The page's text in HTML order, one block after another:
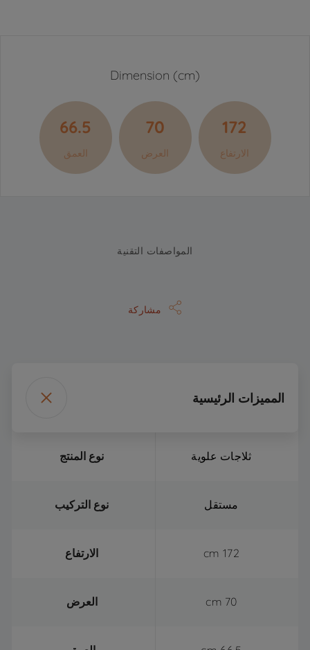
Dimension (cm)
172
الارتفاع
70
العرض
66.5
العمق
المواصفات التقنية
مشاركة
المميزات الرئيسية
نوع المنتج ثلاجات علوية
نوع التركيب مستقل
الارتفاع 172 cm
العرض 70 cm